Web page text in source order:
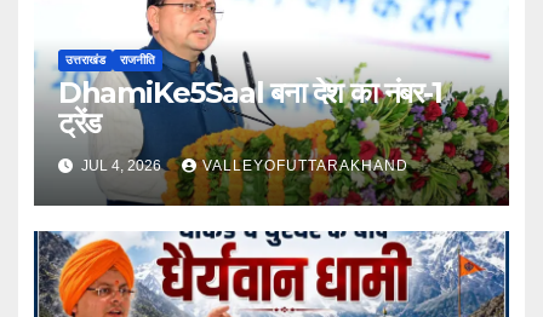
उत्तराखंड राजनीति
DhamiKe5Saal बना देश का नंबर-1
ट्रेंड
JUL 4, 2026 VALLEYOFUTTARAKHAND